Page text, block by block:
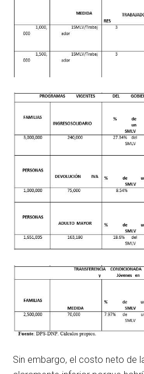
Sin embargo, el costo neto de